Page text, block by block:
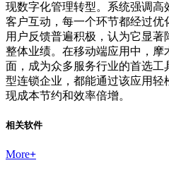
现数字化管理转型。系统强调高
客户互动，每一个环节都经过优
用户反馈普遍积极，认为它显
整体业绩。在移动端应用中，
面，成为众多服务行业的首选
型连锁企业，都能通过该应用
现成本节约和效率倍增。
相关软件
More+